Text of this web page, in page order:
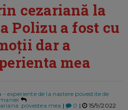
cezariană la
Polizu a fost cu
dar a
mea
- experiente de la nastere povestite de
povestea mea | 0 | 15/9/2022